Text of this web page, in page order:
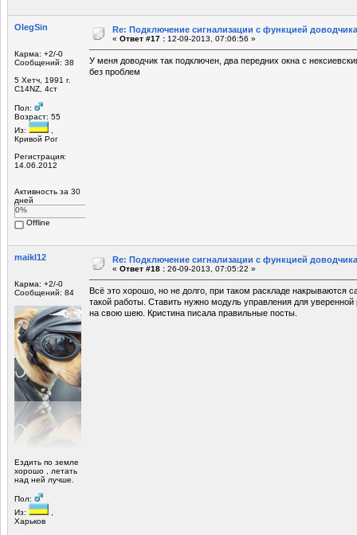
OlegSin
Карма: +2/-0
Сообщений: 38
5 Хетч, 1991 г.
C14NZ, 4ст
Пол:
Возраст: 55
Из:
Кривой Рог
Регистрация:
14.06.2012
Активность за 30
дней
0%
Offline
Re: Подключение сигнализации с функцией
« Ответ #17 : 12-09-2013, 07:06:56 »
У меня доводчик так подключен, два передних окна с
без проблем
maikl12
Карма: +2/-0
Сообщений: 84
Ездить по земле
хорошо , летать
над ней лучше.
Пол:
Из:
Харьков
Re: Подключение сигнализации с функцией
« Ответ #18 : 26-09-2013, 07:05:22 »
Всё это хорошо, но не долго, при таком раскладе накрываются
такой работы. Ставить нужно модуль управления для
на свою шею. Кристина писала правильные посты.